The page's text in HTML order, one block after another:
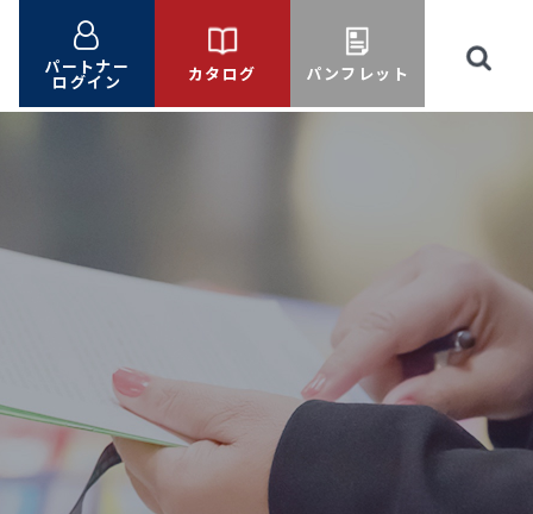
パートナー
ログイン カタログ パンフレット